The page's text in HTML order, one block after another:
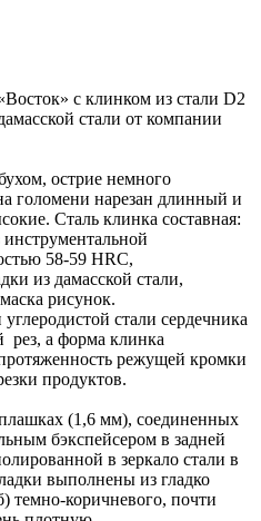
с клинком из стали D2
стали от компании
острие немного
голомени нарезан длинный и
Сталь клинка составная:
инструментальной
58-59 HRC,
из дамасской стали,
рисунок.
стали сердечника
рез, а форма клинка
режущей кромки
продуктов.
(1,6 мм), соединенных
бэкспейсером в задней
в зеркало стали в
выполнены из гладко
темно-коричневого, почти